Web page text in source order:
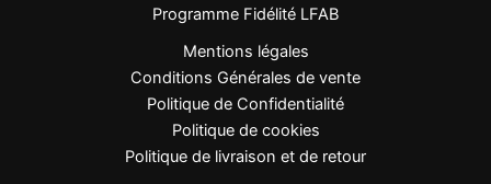
Programme Fidélité LFAB
Mentions légales
Conditions Générales de vente
Politique de Confidentialité
Politique de cookies
Politique de livraison et de retour